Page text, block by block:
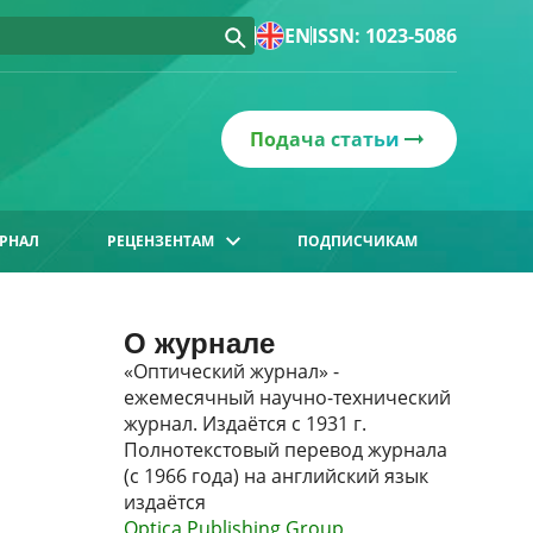
ENISSN: 1023-5086
Подача статьи
РЕЦЕНЗЕНТАМ ПОДПИСЧИКАМ
О журнале
«Оптический журнал» -
ежемесячный научно-технический
журнал. Издаётся с 1931 г.
Полнотекстовый перевод журнала
(с 1966 года) на английский язык
издаётся